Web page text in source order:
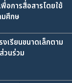
อการสื่อสารโดยใช้
มศึกษ
เรียนขนาดเล็กตาม
วนร่วม